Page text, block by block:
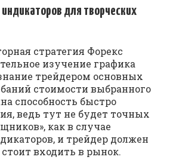
индикаторов для творческих
стратегия Форекс
изучение графика
трейдером основных
стоимости выбранного
способность быстро
ведь тут не будет точных
как в случае
и трейдер должен
входить в рынок.